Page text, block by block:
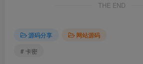
THE END
源码分享
网站源码
# 卡密